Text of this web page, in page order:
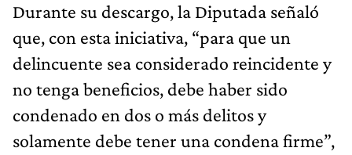
Durante su descargo, la Diputada señaló
que, con esta iniciativa, “para que un
delincuente sea considerado reincidente y
no tenga beneficios, debe haber sido
condenado en dos o más delitos y
solamente debe tener una condena firme”,